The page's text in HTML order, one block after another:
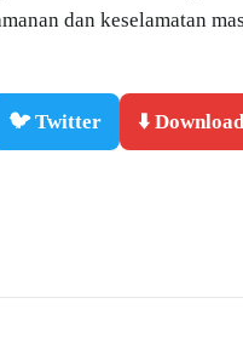
dan keselamatan
🐦 Twitter
⬇️